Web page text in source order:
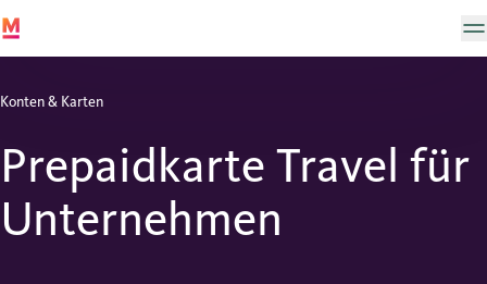
Konten & Karten
Prepaidkarte Travel für
Unternehmen